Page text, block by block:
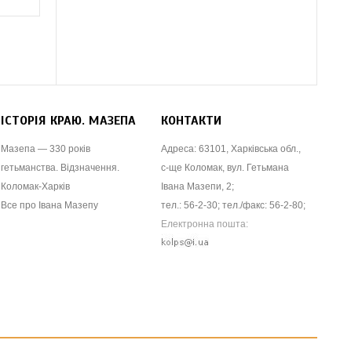
ІСТОРІЯ КРАЮ. МАЗЕПА
Мазепа — 330 років
гетьманства. Відзначення.
Коломак-Харків
Все про Івана Мазепу
КОНТАКТИ
Адреса: 63101, Харківська обл.,
с-ще Коломак, вул. Гетьмана
Івана Мазепи, 2;
тел.: 56-2-30; тел./факс: 56-2-80;
Електронна пошта: